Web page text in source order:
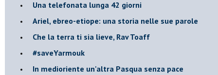
​Una telefonata lunga 42 giorni
​Ariel, ebreo-etiope: una storia nelle sue parole
Che la terra ti sia lieve, Rav Toaff
​#saveYarmouk
​In medioriente un'altra Pasqua senza pace